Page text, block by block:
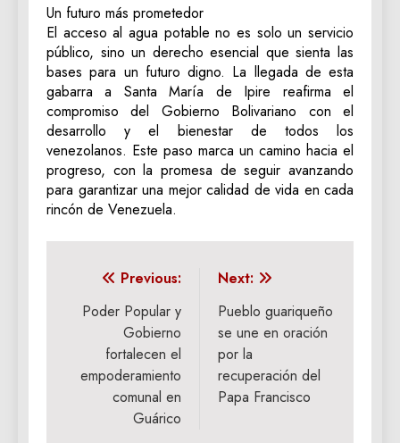
Un futuro más prometedor
El acceso al agua potable no es solo un servicio
público, sino un derecho esencial que sienta las
bases para un futuro digno. La llegada de esta
gabarra a Santa María de Ipire reafirma el
compromiso del Gobierno Bolivariano con el
desarrollo y el bienestar de todos los
venezolanos. Este paso marca un camino hacia el
progreso, con la promesa de seguir avanzando
para garantizar una mejor calidad de vida en cada
rincón de Venezuela.
Navegación
de
entradas
Previous:
Poder Popular y
Gobierno
fortalecen el
empoderamiento
comunal en
Guárico
Next:
Pueblo guariqueño
se une en oración
por la
recuperación del
Papa Francisco